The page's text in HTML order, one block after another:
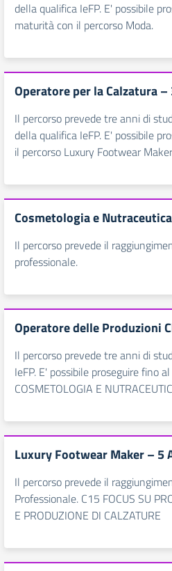
della qualifica IeFP. E' possibile
maturità con il percorso Moda.
Operatore per la Calzatura –
Il percorso prevede tre anni di
della qualifica IeFP. E' possibile
il percorso Luxury Footwear Maker
Cosmetologia e
Il percorso prevede il
professionale.
Operatore delle Produzioni
Il percorso prevede tre anni di
IeFP. E' possibile proseguire fino
COSMETOLOGIA E
Luxury Footwear Maker – 5
Il percorso prevede il
Professionale. C15 FOCUS SU
E PRODUZIONE DI CALZATURE